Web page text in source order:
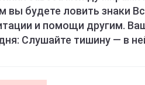
вы будете ловить знаки
и помощи другим.
Слушайте тишину — в